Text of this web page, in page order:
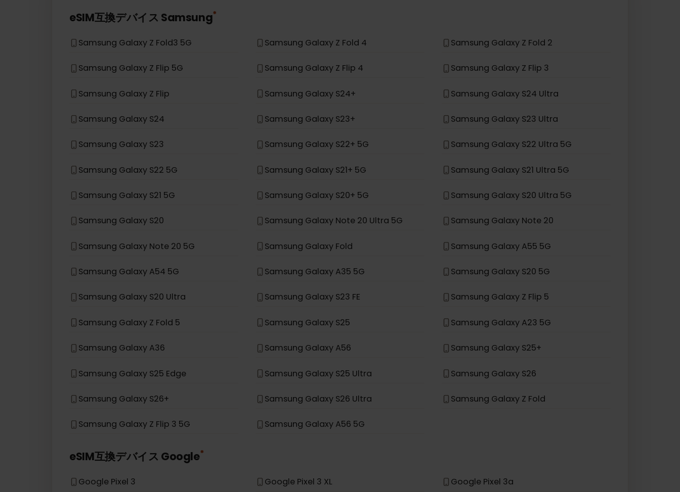
eSIM Devices
eSIM互換デバイス
Samsung Galaxy Z Fold3 5G Samsung Galaxy Z Fold 4 Samsung Galaxy Z Fold 2
Samsung Galaxy Z Flip 5G Samsung Galaxy Z Flip 4 Samsung Galaxy Z Flip 3
Samsung Galaxy Z Flip Samsung Galaxy S24+ Samsung Galaxy S24 Ultra
Samsung Galaxy S24 Samsung Galaxy S23+ Samsung Galaxy S23 Ultra
Samsung Galaxy S23 Samsung Galaxy S22+ 5G Samsung Galaxy S22 Ultra 5G
Samsung Galaxy S22 5G Samsung Galaxy S21+ 5G Samsung Galaxy S21 Ultra 5G
Samsung Galaxy S21 5G Samsung Galaxy S20+ 5G Samsung Galaxy S20 Ultra 5G
Samsung Galaxy S20 Samsung Galaxy Note 20 Ultra 5G Samsung Galaxy Note 20
Samsung Galaxy Note 20 5G Samsung Galaxy Fold Samsung Galaxy A55 5G
Samsung Galaxy A54 5G Samsung Galaxy A35 5G Samsung Galaxy S20 5G
Samsung Galaxy S20 Ultra Samsung Galaxy S23 FE Samsung Galaxy Z Flip 5
Samsung Galaxy S25 Edge
Samsung Galaxy S26+ Samsung Galaxy S26 Ultra